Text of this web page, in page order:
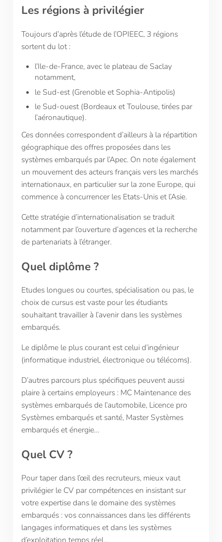
Les régions à privilégier
Toujours d’après l’étude de l’OPIEEC, 3 régions
sortent du lot :
l’Ile-de-France, avec le plateau de Saclay
notamment,
le Sud-est (Grenoble et Sophia-Antipolis)
le Sud-ouest (Bordeaux et Toulouse, tirées par
l’aéronautique).
Ces données correspondent d’ailleurs à la répartition
géographique des offres proposées dans les
systèmes embarqués par l’Apec. On note également
un mouvement des acteurs français vers les marchés
internationaux, en particulier sur la zone Europe, qui
commence à concurrencer les Etats-Unis et l’Asie.
Cette stratégie d’internationalisation se traduit
notamment par l’ouverture d’agences et la recherche
de partenariats à l’étranger.
Quel diplôme?
Etudes longues ou courtes, spécialisation ou pas, le
choix de cursus est vaste pour les étudiants
souhaitant travailler à l’avenir dans les systèmes
embarqués.
Le diplôme le plus courant est celui d’ingénieur
(informatique industriel, électronique ou télécoms).
D’autres parcours plus spécifiques peuvent aussi
plaire à certains employeurs : MC Maintenance des
systèmes embarqués de l’automobile, Licence pro
Systèmes embarqués et santé, Master Systèmes
embarqués et énergie…
Quel CV ?
Pour taper dans l’œil des recruteurs, mieux vaut
privilégier le CV par compétences en insistant sur
votre expertise dans le domaine des systèmes
embarqués : vos connaissances dans les différents
langages informatiques et dans les systèmes